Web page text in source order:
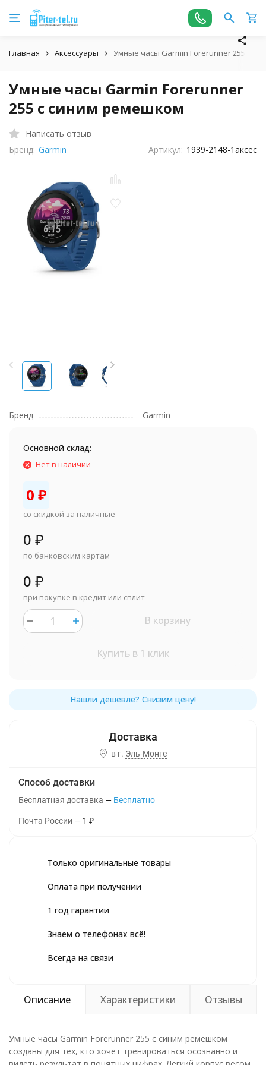
Главная Аксессуары Умные часы Garmin Forerunner 255 с
Умные часы Garmin Forerunner
255 с синим ремешком
Написать отзыв
Бренд: Garmin Артикул: 1939-2148-1аксес
Бренд Garmin
Основной склад:
Нет в наличии
0 ₽
со скидкой за наличные
0 ₽
по банковским картам
0 ₽
при покупке в кредит или сплит
В корзину
Купить в 1 клик
в г. Эль-Монте
Способ доставки
Бесплатная доставка Бесплатно
Почта России 1 ₽
Только оригинальные товары
Оплата при получении
1 год гарантии
Знаем о телефонах всё!
Всегда на связи
Описание Характеристики Отзывы
Умные часы Garmin Forerunner 255 с синим ремешком
созданы для тех, кто хочет тренироваться осознанно и